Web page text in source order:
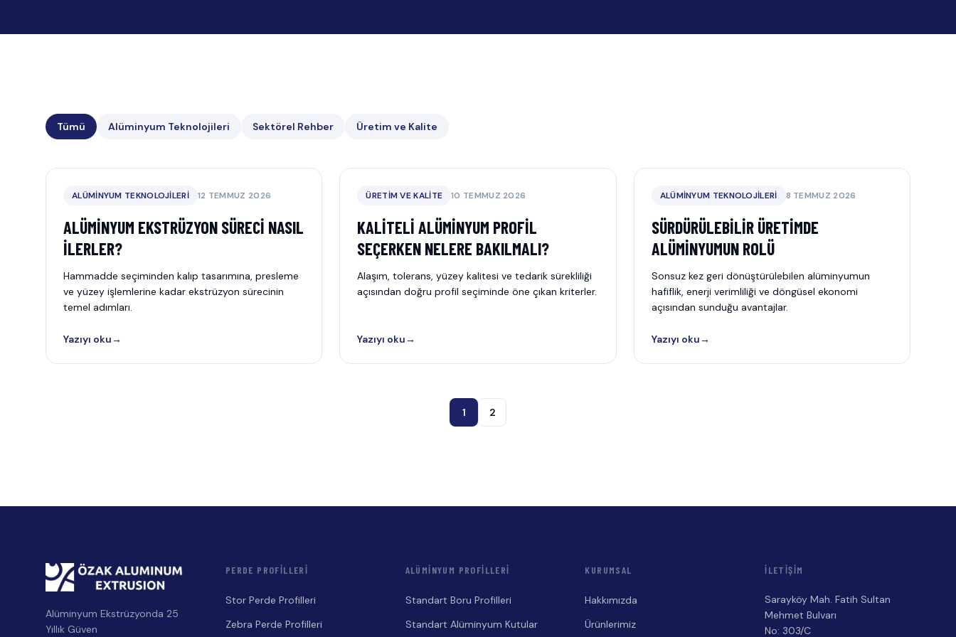
Tümü Alüminyum Teknolojileri Sektörel Rehber Üretim ve Kalite
ALÜMINYUM TEKNOLOJILERI 12 TEMMUZ 2026
ALÜMINYUM EKSTRÜZYON SÜRECI NASIL
İLERLER?
Hammadde seçiminden kalıp tasarımına, presleme
ve yüzey işlemlerine kadar ekstrüzyon sürecinin
temel adımları.
Yazıyı oku→
ÜRETIM VE KALITE 10 TEMMUZ 2026
KALITELI ALÜMINYUM PROFIL
SEÇERKEN NELERE BAKILMALI?
Alaşım, tolerans, yüzey kalitesi ve tedarik sürekliliği
açısından doğru profil seçiminde öne çıkan kriterler.
Yazıyı oku→
ALÜMINYUM TEKNOLOJILERI 8 TEMMUZ 2026
SÜRDÜRÜLEBILIR ÜRETIMDE
ALÜMINYUMUN ROLÜ
Sonsuz kez geri dönüştürülebilen alüminyumun
hafiflik, enerji verimliliği ve döngüsel ekonomi
açısından sunduğu avantajlar.
Yazıyı oku→
1 2
Alüminyum Ekstrüzyonda 25
Yıllık Güven
PERDE PROFILLERI
Stor Perde Profilleri
Zebra Perde Profilleri
ALÜMINYUM PROFILLERI
Standart Boru Profilleri
Standart Alüminyum Kutular
KURUMSAL
Hakkımızda
Ürünlerimiz
İLETIŞIM
Sarayköy Mah. Fatih Sultan
Mehmet Bulvarı
No: 303/C